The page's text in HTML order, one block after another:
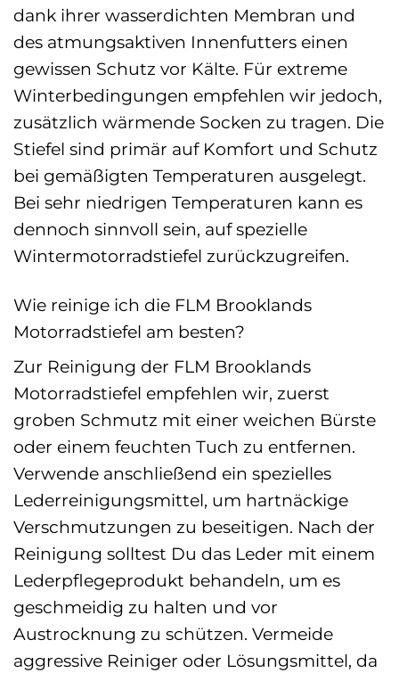
dank ihrer wasserdichten Membran und
des atmungsaktiven Innenfutters einen
gewissen Schutz vor Kälte. Für extreme
Winterbedingungen empfehlen wir jedoch,
zusätzlich wärmende Socken zu tragen. Die
Stiefel sind primär auf Komfort und Schutz
bei gemäßigten Temperaturen ausgelegt.
Bei sehr niedrigen Temperaturen kann es
dennoch sinnvoll sein, auf spezielle
Wintermotorradstiefel zurückzugreifen.
Wie reinige ich die FLM Brooklands
Motorradstiefel am besten?
Zur Reinigung der FLM Brooklands
Motorradstiefel empfehlen wir, zuerst
groben Schmutz mit einer weichen Bürste
oder einem feuchten Tuch zu entfernen.
Verwende anschließend ein spezielles
Lederreinigungsmittel, um hartnäckige
Verschmutzungen zu beseitigen. Nach der
Reinigung solltest Du das Leder mit einem
Lederpflegeprodukt behandeln, um es
geschmeidig zu halten und vor
Austrocknung zu schützen. Vermeide
aggressive Reiniger oder Lösungsmittel, da